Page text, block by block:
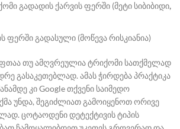
გადადის ქარვის ფერში (მეტი სიბიბიდი,
ფერში გადასული (მოწევა რისკიანია)
თუ ამღვრეულია ტრიქომი სათქმელად
გასაკეთებლად. ამას ჭირდება პრაქტიკა
კიGoogleთქვენი საიმედო
უნდა, შეგიძლიათ გამოიყენოთ ორივე
ცოტაოდენი დეტექტივის ტიპის